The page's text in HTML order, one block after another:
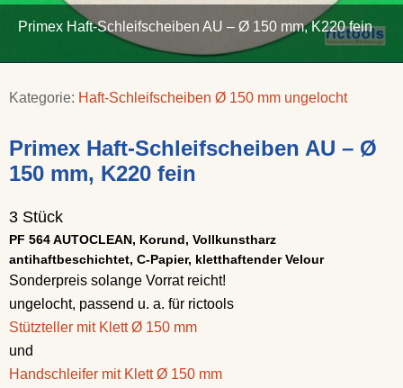
Primex Haft-Schleifscheiben AU – Ø 150 mm, K220 fein
Kategorie: Haft-Schleifscheiben Ø 150 mm ungelocht
Primex Haft-Schleifscheiben AU – Ø
150 mm, K220 fein
3 Stück
PF 564 AUTOCLEAN, Korund, Vollkunstharz
antihaftbeschichtet, C-Papier, kletthaftender Velour
Sonderpreis solange Vorrat reicht!
ungelocht, passend u. a. für rictools
Stützteller mit Klett Ø 150 mm
und
Handschleifer mit Klett Ø 150 mm